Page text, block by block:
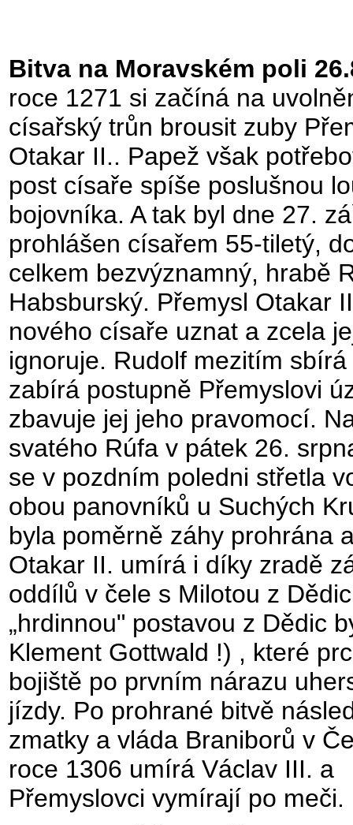
Bitva na Moravském poli
roce 1271 si začíná na
císařský trůn brousit zuby
Otakar II.. Papež však
post císaře spíše poslušnou
bojovníka. A tak byl dne 27.
prohlášen císařem 55-tiletý,
celkem bezvýznamný, hrabě
Habsburský. Přemysl Otakar
nového císaře uznat a zcela
ignoruje. Rudolf mezitím
zabírá postupně Přemyslovi
zbavuje jej jeho pravomocí.
svatého Rúfa v pátek 26.
se v pozdním poledni střetla
obou panovníků u Suchých
byla poměrně záhy prohrána
Otakar II. umírá i díky zradě
oddílů v čele s Milotou z
„hrdinnou" postavou z Dědic
Klement Gottwald !) , které
bojiště po prvním nárazu
jízdy. Po prohrané bitvě
zmatky a vláda Braniborů v
roce 1306 umírá Václav III. a
Přemyslovci vymírají po meči.